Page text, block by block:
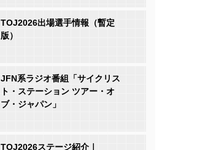
TOJ2026出場選手情報（暫定
版）
JFN系ラジオ番組「サイクリス
ト・ステーション ツアー・オ
ブ・ジャパン」
TOJ2026ステージ紹介｜